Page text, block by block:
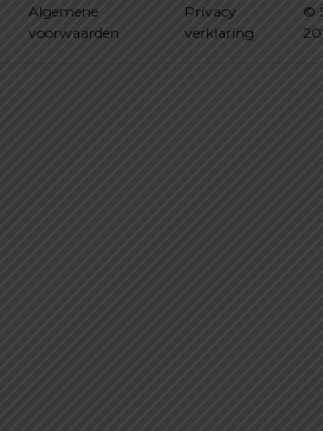
Algemene
voorwaarden
Privacy
verklaring
©